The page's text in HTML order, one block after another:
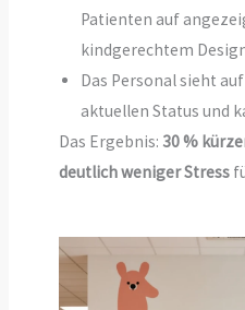
Patienten auf
kindgerechtem
Das Personal sieht
aktuellen Status und
Das Ergebnis: 30 %
deutlich weniger Stress